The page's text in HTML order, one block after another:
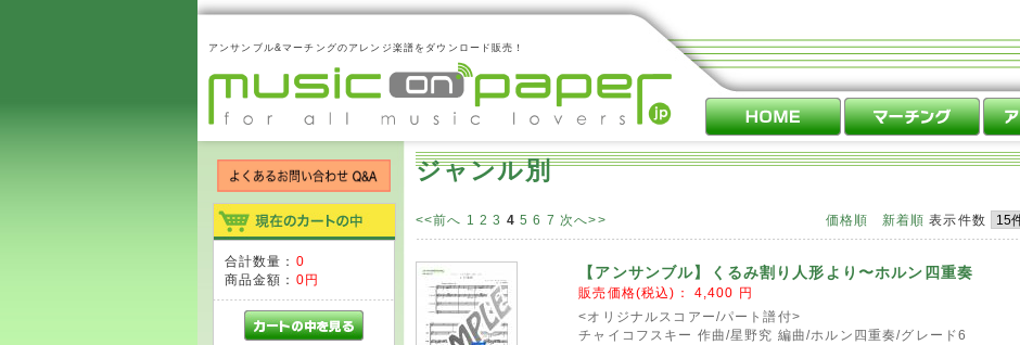
アンサンブル&マーチングのアレンジ楽譜をダウンロード販売！
合計数量： 0
商品金額： 0円
ジャンル別
価格順 新着順 表示件数
<<前へ 1 2 3 4 5 6 7 次へ>>
【アンサンブル】くるみ割り人形より〜ホルン四重奏
販売価格(税込)： 4,400 円
<オリジナルスコアー/パート譜付>
チャイコフスキー 作曲/星野究 編曲/ホルン四重奏/グレード6